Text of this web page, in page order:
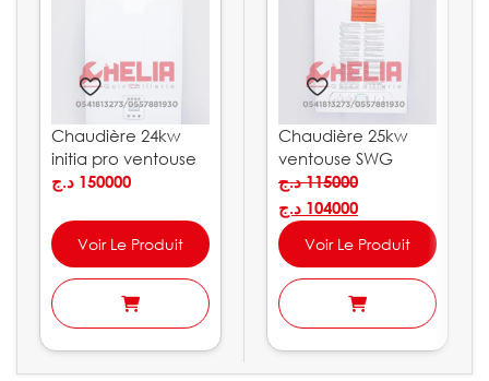
Chaudière 24kw
initia pro ventouse
Chappée
150000 د.ج
Voir Le Produit
Chaudière 25kw
ventouse SWG
Schuster
115000 د.ج
104000 د.ج
Voir Le Produit